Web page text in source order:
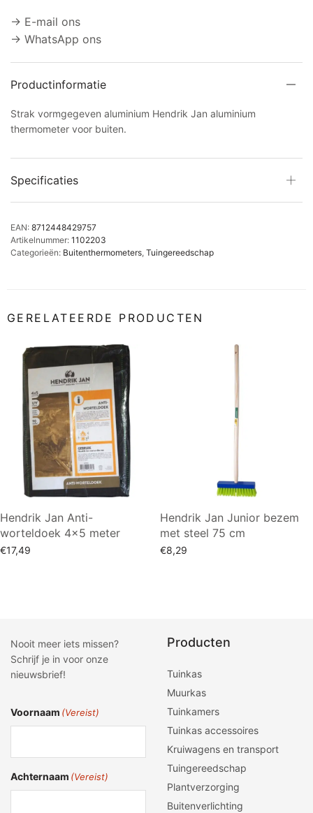
→ E-mail ons
→ WhatsApp ons
Productinformatie
Strak vormgegeven aluminium Hendrik Jan aluminium
thermometer voor buiten.
Specificaties
EAN: 8712448429757
Artikelnummer: 1102203
Categorieën: Buitenthermometers, Tuingereedschap
GERELATEERDE PRODUCTEN
Hendrik Jan Anti-
worteldoek 4×5 meter
€17,49
Hendrik Jan Junior bezem
met steel 75 cm
€8,29
Nooit meer iets missen?
Schrijf je in voor onze
nieuwsbrief!
Voornaam (Vereist)
Achternaam (Vereist)
Producten
Tuinkas
Muurkas
Tuinkamers
Tuinkas accessoires
Kruiwagens en transport
Tuingereedschap
Plantverzorging
Buitenverlichting